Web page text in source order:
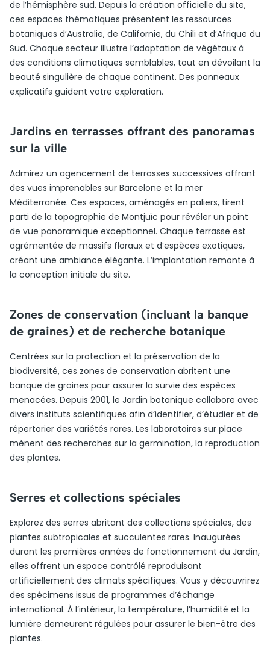
de l’hémisphère sud. Depuis la création officielle du site,
ces espaces thématiques présentent les ressources
botaniques d’Australie, de Californie, du Chili et d’Afrique du
Sud. Chaque secteur illustre l’adaptation de végétaux à
des conditions climatiques semblables, tout en dévoilant la
beauté singulière de chaque continent. Des panneaux
explicatifs guident votre exploration.
Jardins en terrasses offrant des panoramas
sur la ville
Admirez un agencement de terrasses successives offrant
des vues imprenables sur Barcelone et la mer
Méditerranée. Ces espaces, aménagés en paliers, tirent
parti de la topographie de Montjuïc pour révéler un point
de vue panoramique exceptionnel. Chaque terrasse est
agrémentée de massifs floraux et d’espèces exotiques,
créant une ambiance élégante. L’implantation remonte à
la conception initiale du site.
Zones de conservation (incluant la banque
de graines) et de recherche botanique
Centrées sur la protection et la préservation de la
biodiversité, ces zones de conservation abritent une
banque de graines pour assurer la survie des espèces
menacées. Depuis 2001, le Jardin botanique collabore avec
divers instituts scientifiques afin d’identifier, d’étudier et de
répertorier des variétés rares. Les laboratoires sur place
mènent des recherches sur la germination, la reproduction
des plantes.
Serres et collections spéciales
Explorez des serres abritant des collections spéciales, des
plantes subtropicales et succulentes rares. Inaugurées
durant les premières années de fonctionnement du Jardin,
elles offrent un espace contrôlé reproduisant
artificiellement des climats spécifiques. Vous y découvrirez
des spécimens issus de programmes d’échange
international. À l’intérieur, la température, l’humidité et la
lumière demeurent régulées pour assurer le bien-être des
plantes.